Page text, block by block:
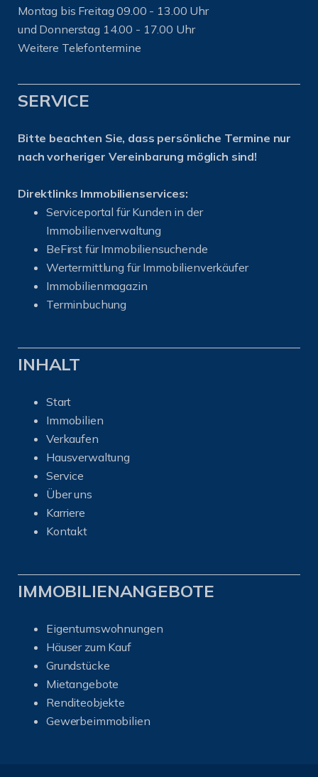
Montag bis Freitag 09.00 - 13.00 Uhr
und Donnerstag 14.00 - 17.00 Uhr
Weitere Telefontermine
SERVICE
Bitte beachten Sie, dass persönliche Termine nur
nach vorheriger Vereinbarung möglich sind!
Direktlinks Immobilienservices:
Serviceportal für Kunden in der
Immobilienverwaltung
BeFirst für Immobiliensuchende
Wertermittlung für Immobilienverkäufer
Immobilienmagazin
Terminbuchung
INHALT
Start
Immobilien
Verkaufen
Hausverwaltung
Service
Über uns
Karriere
Kontakt
IMMOBILIENANGEBOTE
Eigentumswohnungen
Häuser zum Kauf
Grundstücke
Mietangebote
Renditeobjekte
Gewerbeimmobilien